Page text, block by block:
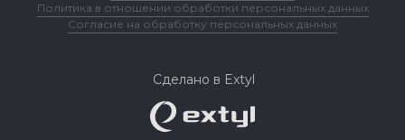
Политика в отношении обработки персональных данных
Согласие на обработку персональных данных
Сделано в Extyl